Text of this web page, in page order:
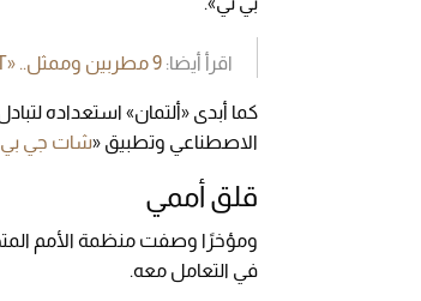
اقرأ أيضا: 9 مطربين وممثل.. «Chat GPT» يحدد أهم الفنانين العرب
كما أبدى «ألتمان» استعداده
الاصطناعي وتطبيق «شات جي بي
قلق أممي
ومؤخرًا وصفت منظمة الأمم
في التعامل معه.